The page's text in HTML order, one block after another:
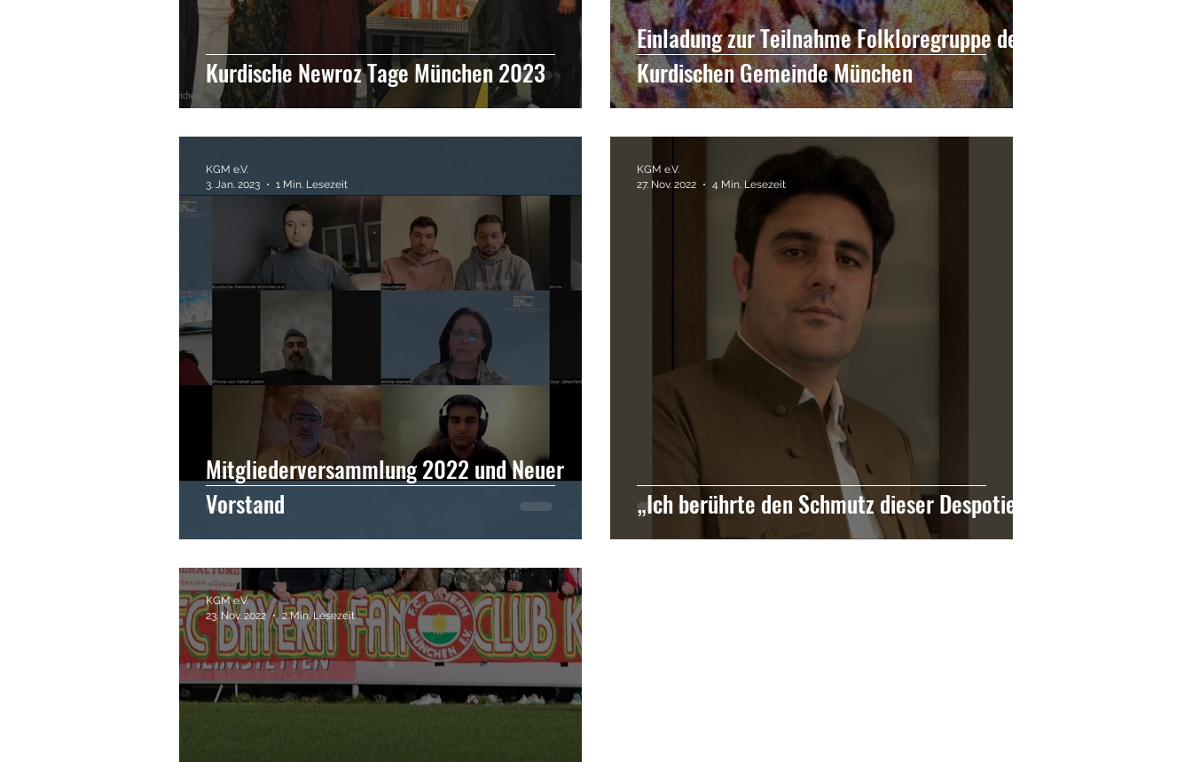
Kurdische Newroz Tage München 2023
Einladung zur Teilnahme Folkloregruppe der
Kurdischen Gemeinde München
Mitgliederversammlung 2022 und Neuer
Vorstand
KGM e.V.
3. Jan. 2023
1 Min. Lesezeit
„Ich berührte den Schmutz dieser Despotie“
KGM e.V.
27. Nov. 2022
4 Min. Lesezeit
KGM e.V.
23. Nov. 2022
2 Min. Lesezeit